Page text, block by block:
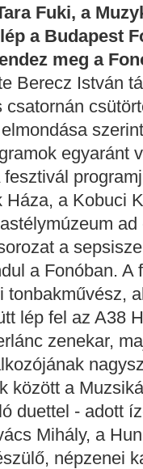
Fuki, a
a Budapest
meg a
Berecz István
csatornán
egyaránt
fesztivál
Háza, a Kobuci
ad
a
a Fonóban.
tonbakművész,
lép fel az A38
zenekar,
között a
duettel - adott
Mihály, a
népzenei